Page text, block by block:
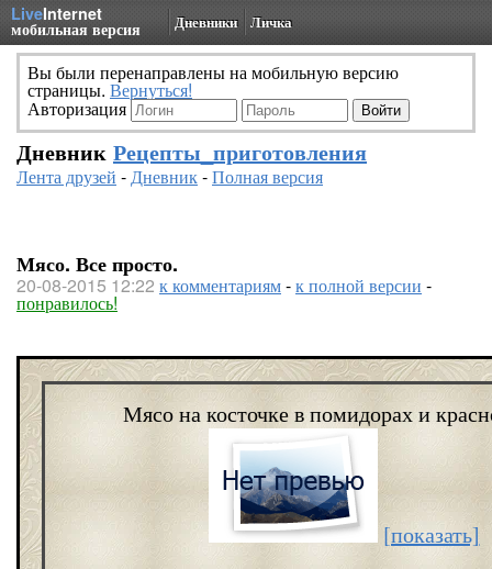
LiveInternet
мобильная версия Дневники Личка
Вы были перенаправлены на мобильную версию
страницы. Вернуться!
Авторизация
Дневник Рецепты_приготовления
Лента друзей -Дневник-Полная версия
Мясо. Все просто.
20-08-2015 12:22 к комментариям-к полной версии -
понравилось!
Мясо на косточке в помидорах и
[показать]